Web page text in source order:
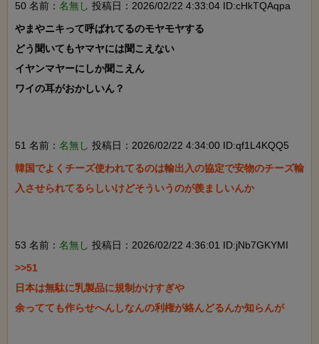
50 名前： 名無し 投稿日：2026/02/22 4:33:04 ID:cHkTQAqpa
やまやニキって呼ばれてるのモヤモヤする
どう聞いてもヤマヤには聞こえない
イヤンマヤーにしか聞こえん
ワイの耳がおかしいん？
51 名前： 名無し 投稿日：2026/02/22 4:34:00 ID:qf1L4KQQ5
韓国でよくチーズ使われてるのは輸出入の協定で安物のチーズ輸
入させられてるらしいけどそういうのが羨ましいんか
53 名前： 名無し 投稿日：2026/02/22 4:36:01 ID:jNb7GKYMI
>>51
日本は無駄に乳製品に規制かけすぎや
余ってても作らせへんしなんの利権が絡んどるんか知らんが